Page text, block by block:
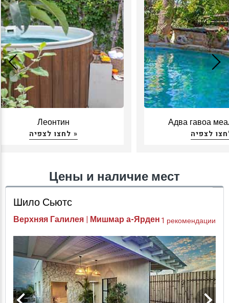
Леонтин
לחצו לצפיה »
Адва гавоа
Цены и наличие мест
Шило Сьютс
Верхняя Галилея | Мишмар а-Ярден1 рекомендации